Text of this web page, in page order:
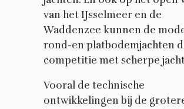
van het IJsselmeer en de
Waddenzee kunnen de
rond-en platbodemjachten
competitie met scherpe
Vooral de technische
ontwikkelingen bij de